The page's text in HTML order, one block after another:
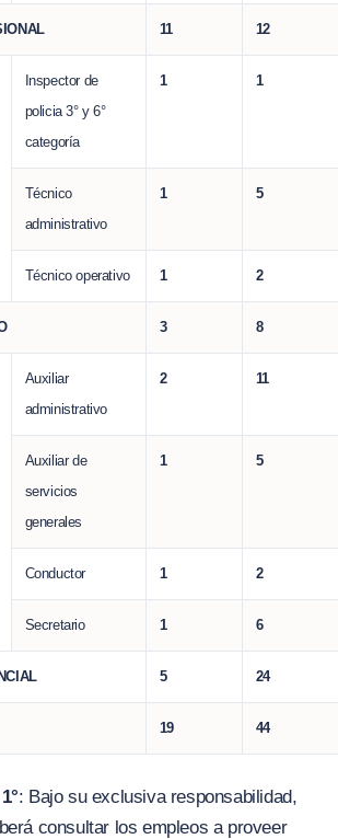
11 12
Inspector de
policia 3° y 6°
categoría
1 1
Técnico
administrativo
1 5
Técnico operativo 1 2
3 8
Auxiliar
administrativo
2 11
Auxiliar de
servicios
generales
1 5
Conductor 1 2
Secretario 1 6
5 24
19 44
: Bajo su exclusiva responsabilidad,
consultar los empleos a proveer